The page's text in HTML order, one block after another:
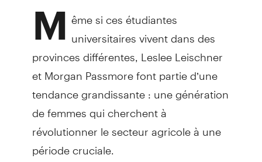
M ême si ces étudiantes
universitaires vivent dans des
provinces différentes, Leslee Leischner
et Morgan Passmore font partie d’une
tendance grandissante : une génération
de femmes qui cherchent à
révolutionner le secteur agricole à une
période cruciale.